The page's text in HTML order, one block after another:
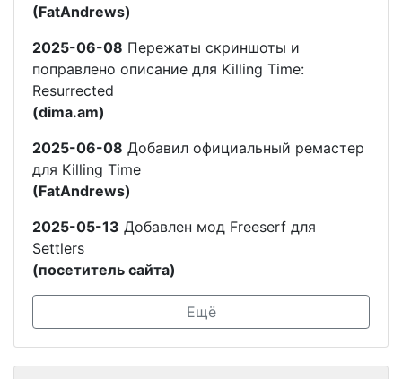
(FatAndrews)
2025-06-08 Пережаты скриншоты и
поправлено описание для Killing Time:
Resurrected
(dima.am)
2025-06-08 Добавил официальный ремастер
для Killing Time
(FatAndrews)
2025-05-13 Добавлен мод Freeserf для
Settlers
(посетитель сайта)
Ещё